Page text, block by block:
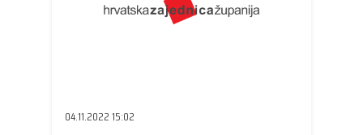
04.11.2022 15:02